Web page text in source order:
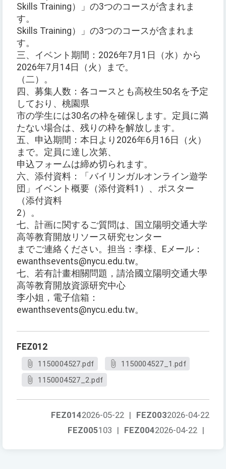
Skills Training）」の3つのコースが含まれま
す。
Skills Training）」の3つのコースが含まれま
す。
三、イベント期間：2026年7月1日（水）から
2026年7月14日（火）まで。
（二）。
四、募集人数：各コースとも高校生50名を予定
しており、桃園県
市の学生には30名の枠を確保します。定員に満
たない場合は、残りの枠を解放します。
五、申込期間：本日より2026年6月16日（火）
まで。定員に達し次第、
申込フォームは締め切られます。
六、添付資料：「バイリンガルオンライン遊学
団」イベント概要（添付資料1）、ポスター
（添付資料
2）。
七、計画に関するご質問は、国立陽明交通大学
高等教育開放リソース研究センター
までご連絡ください。担当：李様、Eメール：
ewanthsevents@nycu.edu.tw。
七、若有計畫相關問題，請洽國立陽明交通大學
高等教育開放資源研究中心
李小姐，電子信箱：
ewanthsevents@nycu.edu.tw。
FEZ012
1150004527.pdf
1150004527_1.pdf
1150004527_2.pdf
FEZ0032026-04-22
FEZ0142026-05-22 |
FEZ0042026-04-22 |
FEZ005103 |